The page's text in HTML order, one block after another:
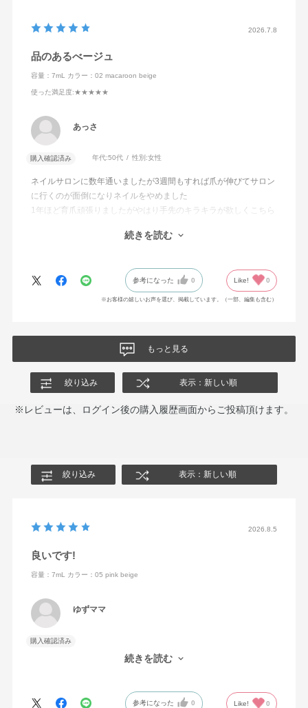
2026.7.8
品のあるべージュ
容量：7mL カラー：02 macaroon beige
使った満足度:★★★★★
あっさ
購入確認済み 年代:50代 性別:女性
ネイルサロンに数年通いましたが3週間もすれば爪が伸びてサロン
に行くのが面倒になりネイルをやめました
1年ほど育爪頑張りましたがやはり手先のキラキラが欲しくこちら
数年ぶりのマニキュアの進化に驚きました
素手で食器洗いなど家事をこなしても1週間持ちました
他の色も揃えていきたいです
続きを読む
参考になった 0 Like! 0
※お客様の嬉しいお声を選び、掲載しています。（一部、編集も含む）
もっと見る
絞り込み 表示：新しい順
※レビューは、ログイン後の購入履歴画面からご投稿頂けます。
絞り込み 表示：新しい順
2026.8.5
良いです!
容量：7mL カラー：05 pink beige
ゆずママ
購入確認済み
キレイな色！もっとベージュよりかと思ったけど、ピンクが入っ
続きを読む
参考になった 0 Like! 0